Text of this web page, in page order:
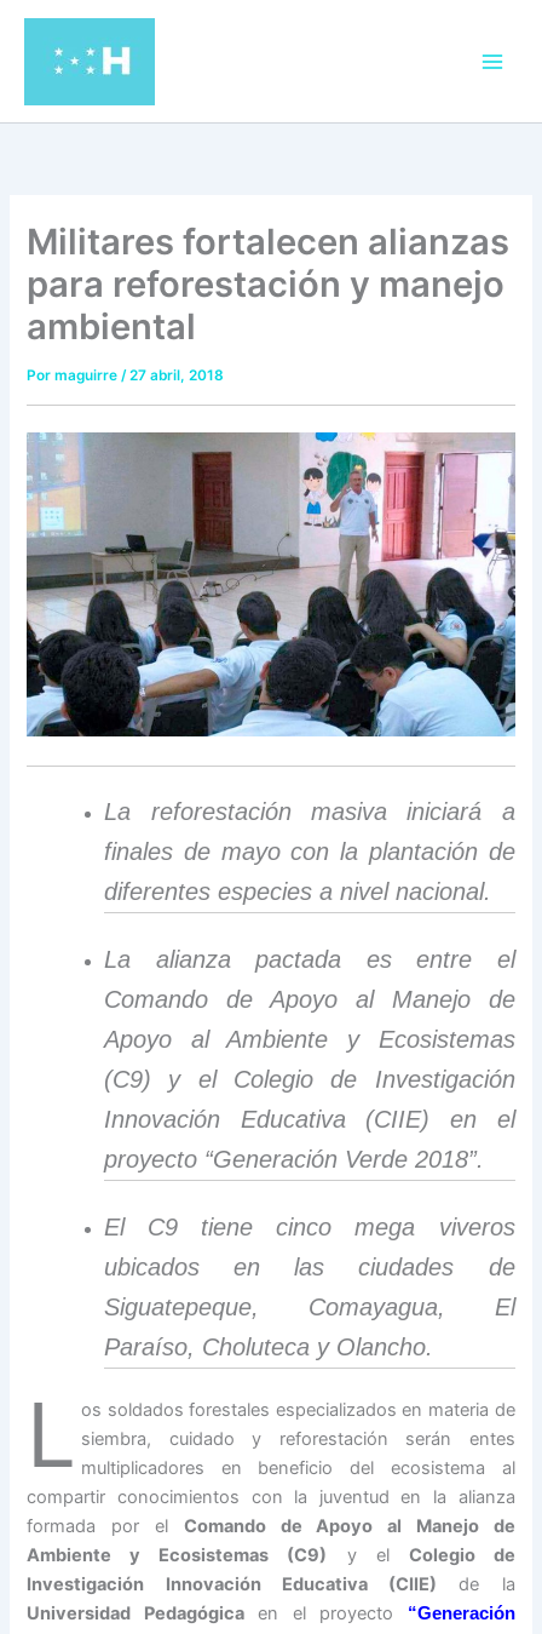
contenido
Militares fortalecen alianzas
para reforestación y manejo
ambiental
Pormaguirre/27 abril, 2018
La reforestación masiva iniciará a
finales de mayo con la plantación de
diferentes especies a nivel nacional.
La alianza pactada es entre el
Comando de Apoyo al Manejo de
Apoyo al Ambiente y Ecosistemas
(C9) y el Colegio de Investigación
Innovación Educativa (CIIE) en el
proyecto “Generación Verde 2018”.
El C9 tiene cinco mega viveros
ubicados en las ciudades de
Siguatepeque, Comayagua, El
Paraíso, Choluteca y Olancho.
L os soldados forestales especializados en materia de
siembra, cuidado y reforestación serán entes
multiplicadores en beneficio del ecosistema al
compartir conocimientos con la juventud en la alianza
formada por el Comando de Apoyo al Manejo de
Ambiente y Ecosistemas (C9) y el Colegio de
Investigación Innovación Educativa (CIIE) de la
Universidad Pedagógicaen el proyecto
“Generación